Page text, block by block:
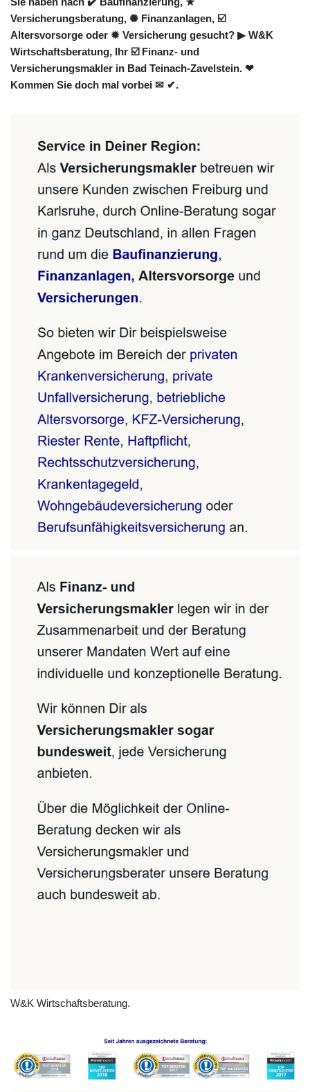
Versicherungsberatung, ✺ Finanzanlagen, ☑️
Altersvorsorge oder ✹ Versicherung gesucht? ▶︎ W&K
Wirtschaftsberatung, Ihr ☑️ Finanz- und
Versicherungsmakler in Bad Teinach-Zavelstein. ❤
Kommen Sie doch mal vorbei ✉ ✔.
W&K Wirtschaftsberatung.